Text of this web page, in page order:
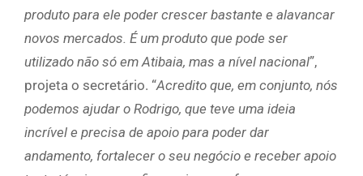
produto para ele poder crescer bastante e alavancar
novos mercados. É um produto que pode ser
utilizado não só em Atibaia, mas a nível nacional”,
projeta o secretário. “Acredito que, em conjunto, nós
podemos ajudar o Rodrigo, que teve uma ideia
incrível e precisa de apoio para poder dar
andamento, fortalecer o seu negócio e receber apoio